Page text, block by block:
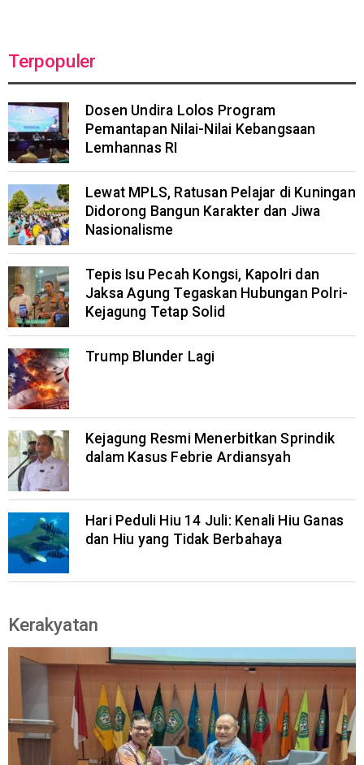
Terpopuler
Dosen Undira Lolos Program
Pemantapan Nilai-Nilai Kebangsaan
Lemhannas RI
Lewat MPLS, Ratusan Pelajar di Kuningan
Didorong Bangun Karakter dan Jiwa
Nasionalisme
Tepis Isu Pecah Kongsi, Kapolri dan
Jaksa Agung Tegaskan Hubungan Polri-
Kejagung Tetap Solid
Trump Blunder Lagi
Kejagung Resmi Menerbitkan Sprindik
dalam Kasus Febrie Ardiansyah
Hari Peduli Hiu 14 Juli: Kenali Hiu Ganas
dan Hiu yang Tidak Berbahaya
Kerakyatan